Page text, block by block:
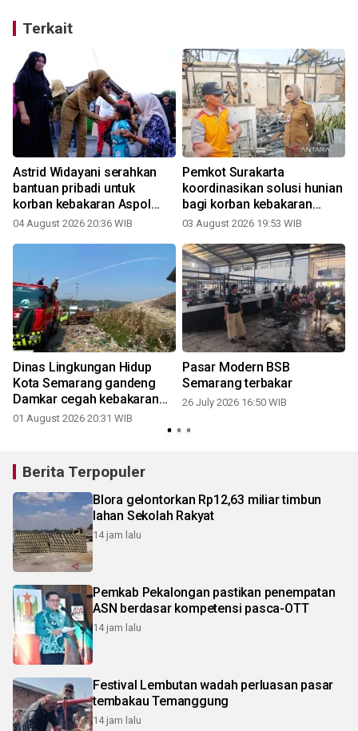
Terkait
Astrid Widayani serahkan
bantuan pribadi untuk
korban kebakaran Aspol
Panularan
04 August 2026 20:36 WIB
Pemkot Surakarta
koordinasikan solusi hunian
bagi korban kebakaran
Aspol Panularan
03 August 2026 19:53 WIB
Dinas Lingkungan Hidup
Kota Semarang gandeng
Damkar cegah kebakaran
TPA Jatibarang
01 August 2026 20:31 WIB
Pasar Modern BSB
Semarang terbakar
26 July 2026 16:50 WIB
Berita Terpopuler
Blora gelontorkan Rp12,63 miliar timbun
lahan Sekolah Rakyat
14 jam lalu
Pemkab Pekalongan pastikan penempatan
ASN berdasar kompetensi pasca-OTT
14 jam lalu
Festival Lembutan wadah perluasan pasar
tembakau Temanggung
14 jam lalu